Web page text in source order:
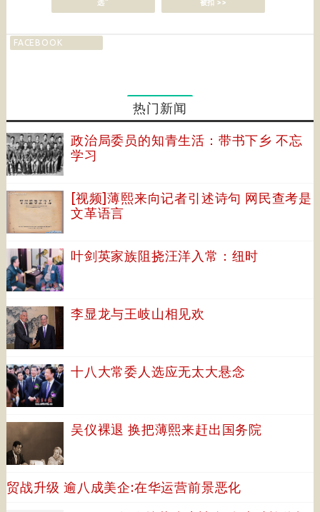
选”
被扣 >>
FACEBOOK
热门新闻
政治局委员的知青生活：带书下乡 不忘
学习
[视频]薄熙来向记者引述诗句 网民查考是
文革语言
叶剑英家族阻挠汪洋入常：纽时
李显龙与王岐山相见欢
十八大常委人选应无太大悬念
吴仪裸退 换把薄熙来赶出国务院
贸战升级 逾八成美企:在华运营前景恶化